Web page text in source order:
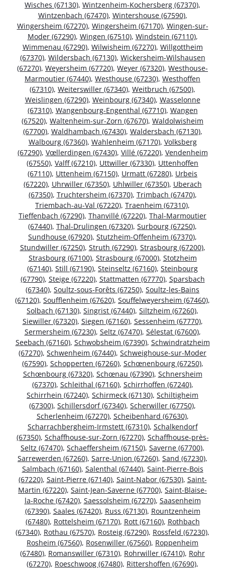
Wisches (67130), Wintzenheim-Kochersberg (67370),
Wintzenbach (67470), Wintershouse (67590),
Wingersheim (67270), Wingersheim (67170), Wingen-sur-
Moder (67290), Wingen (67510), Windstein (67110),
Wimmenau (67290), Wilwisheim (67270), Willgottheim
(67370), Wildersbach (67130), Wickersheim-Wilshausen
(67270), Weyersheim (67720), Weyer (67320), Westhouse-
Marmoutier (67440), Westhouse (67230), Westhoffen
(67310), Weiterswiller (67340), Weitbruch (67500),
Weislingen (67290), Weinbourg (67340), Wasselonne
(67310), Wangenbourg-Engenthal (67710), Wangen
(67520), Waltenheim-sur-Zorn (67670), Waldolwisheim
(67700), Waldhambach (67430), Waldersbach (67130),
Walbourg (67360), Wahlenheim (67170), Volksberg
(67290), Vœllerdingen (67430), Villé (67220), Vendenheim
(67550), Valff (67210), Uttwiller (67330), Uttenhoffen
(67110), Uttenheim (67150), Urmatt (67280), Urbeis
(67220), Uhrwiller (67350), Uhlwiller (67350), Uberach
(67350), Truchtersheim (67370), Trimbach (67470),
Triembach-au-Val (67220), Traenheim (67310),
Tieffenbach (67290), Thanvillé (67220), Thal-Marmoutier
(67440), Thal-Drulingen (67320), Surbourg (67250),
Sundhouse (67920), Stutzheim-Offenheim (67370),
Stundwiller (67250), Struth (67290), Strasbourg (67200),
Strasbourg (67100), Strasbourg (67000), Stotzheim
(67140), Still (67190), Steinseltz (67160), Steinbourg
(67790), Steige (67220), Stattmatten (67770), Sparsbach
(67340), Soultz-sous-Forêts (67250), Soultz-les-Bains
(67120), Soufflenheim (67620), Souffelweyersheim (67460),
Solbach (67130), Singrist (67440), Siltzheim (67260),
Siewiller (67320), Siegen (67160), Sessenheim (67770),
Sermersheim (67230), Seltz (67470), Sélestat (67600),
Seebach (67160), Schwobsheim (67390), Schwindratzheim
(67270), Schwenheim (67440), Schweighouse-sur-Moder
(67590), Schopperten (67260), Schœnenbourg (67250),
Schœnbourg (67320), Schœnau (67390), Schnersheim
(67370), Schleithal (67160), Schirrhoffen (67240),
Schirrhein (67240), Schirmeck (67130), Schiltigheim
(67300), Schillersdorf (67340), Scherwiller (67750),
Scherlenheim (67270), Scheibenhard (67630),
Scharrachbergheim-Irmstett (67310), Schalkendorf
(67350), Schaffhouse-sur-Zorn (67270), Schaffhouse-près-
Seltz (67470), Schaeffersheim (67150), Saverne (67700),
Sarrewerden (67260), Sarre-Union (67260), Sand (67230),
Salmbach (67160), Salenthal (67440), Saint-Pierre-Bois
(67220), Saint-Pierre (67140), Saint-Nabor (67530), Saint-
Martin (67220), Saint-Jean-Saverne (67700), Saint-Blaise-
la-Roche (67420), Saessolsheim (67270), Saasenheim
(67390), Saales (67420), Russ (67130), Rountzenheim
(67480), Rottelsheim (67170), Rott (67160), Rothbach
(67340), Rothau (67570), Rosteig (67290), Rossfeld (67230),
Rosheim (67560), Rosenwiller (67560), Roppenheim
(67480), Romanswiller (67310), Rohrwiller (67410), Rohr
(67270), Roeschwoog (67480), Rittershoffen (67690),